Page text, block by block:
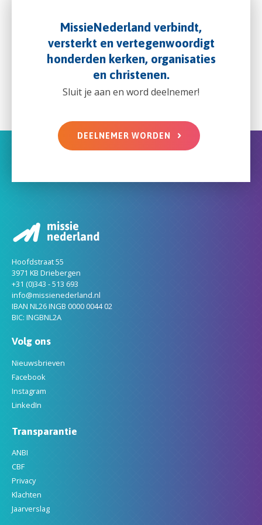
MissieNederland verbindt,
versterkt en vertegenwoordigt
honderden kerken, organisaties
en christenen.
Sluit je aan en word deelnemer!
DEELNEMER WORDEN
Hoofdstraat 55
3971 KB Driebergen
+31 (0)343 - 513 693
info@missienederland.nl
IBAN NL26 INGB 0000 0044 02
BIC: INGBNL2A
Volg ons
Nieuwsbrieven
Facebook
Instagram
LinkedIn
Transparantie
ANBI
CBF
Privacy
Klachten
Jaarverslag